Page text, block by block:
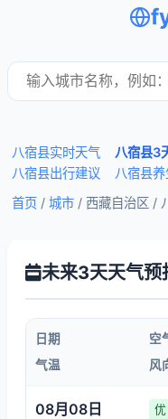
八宿县实时天气 八宿县3
八宿县出行建议
八宿县
首页 / 城市 / 西藏自治区 /
未来3天天气预
日期 空
气温
风
08月08日 优